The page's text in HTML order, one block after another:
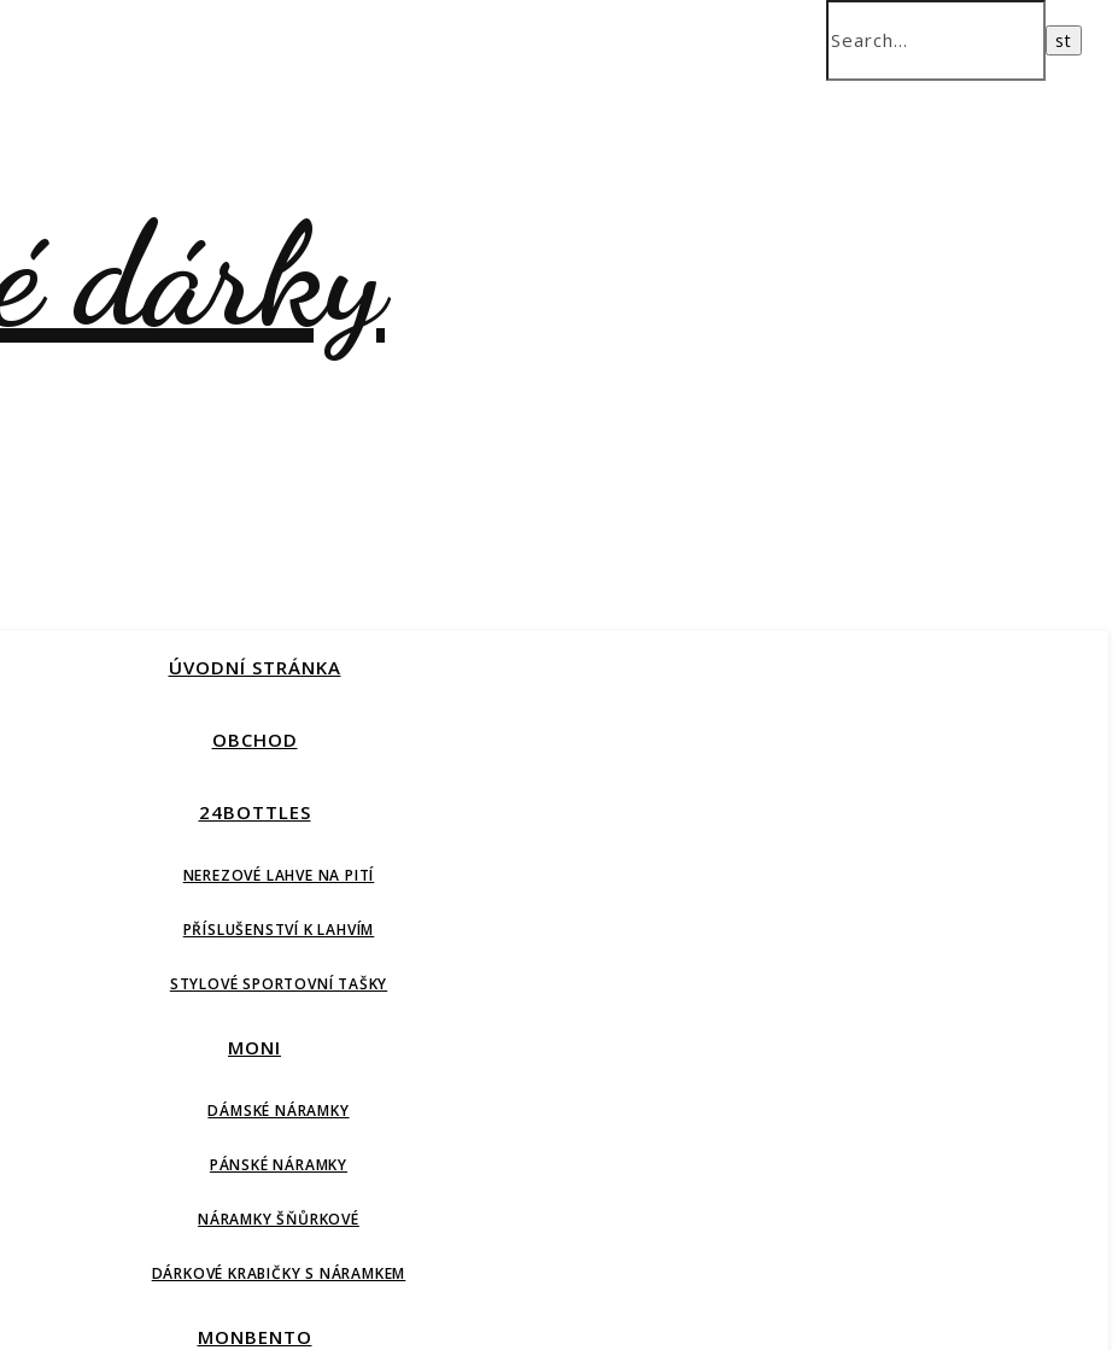
ÚVODNÍ STRÁNKA
OBCHOD
24BOTTLES
NEREZOVÉ LAHVE NA PITÍ
PŘÍSLUŠENSTVÍ K LAHVÍM
STYLOVÉ SPORTOVNÍ TAŠKY
MONI
DÁMSKÉ NÁRAMKY
PÁNSKÉ NÁRAMKY
NÁRAMKY ŠŇŮRKOVÉ
DÁRKOVÉ KRABIČKY S NÁRAMKEM
MONBENTO